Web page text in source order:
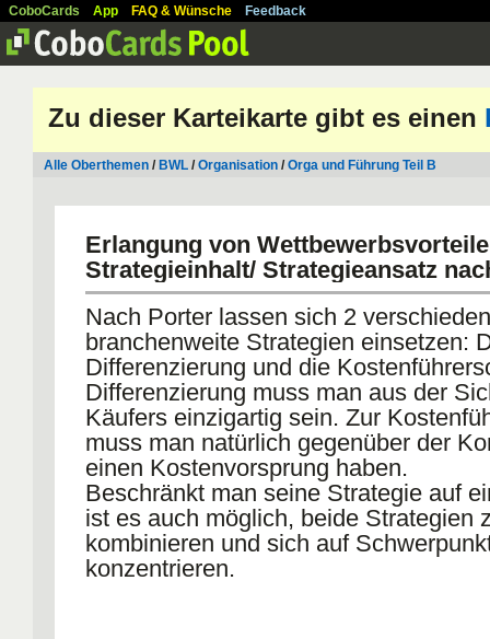
CoboCards App FAQ & Wünsche Feedback
Zu dieser Karteikarte gibt es einen
Alle Oberthemen / BWL /Organisation /Orga und Führung Teil B
Erlangung von
Strategieinhalt/ Strategieansatz
Nach Porter lassen sich 2
branchenweite Strategien einsetzen:
Differenzierung und die
Differenzierung muss man aus der
Käufers einzigartig sein. Zur
muss man natürlich gegenüber der
einen Kostenvorsprung haben.
Beschränkt man seine Strategie auf
ist es auch möglich, beide Strategien
kombinieren und sich auf
konzentrieren.